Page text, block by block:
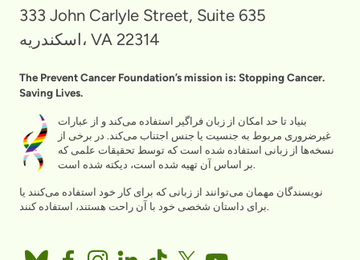
333 John Carlyle Street, Suite 635
اسکندریه، VA 22314
The Prevent Cancer Foundation’s mission is: Stopping Cancer.
Saving Lives.
بنیاد تا حد امکان از زبان فراگیر استفاده می‌کند و از عبارات
غیرضروری مربوط به جنسیت یا جنس اجتناب می‌کند. در برخی از
نسخه‌ها از زبانی استفاده شده است که توسط تحقیقات علمی که
بر اساس آن تهیه شده است، دیکته شده است.
نویسندگان مهمان می‌توانند از زبانی که برای کار خود استفاده می‌کنند یا
برای داستان شخصی خود با آن راحت هستند، استفاده کنند.